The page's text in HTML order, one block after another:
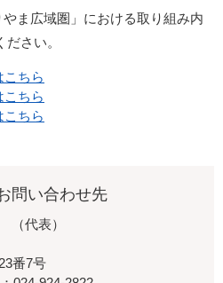
ま広域圏」における取り組み内
さい。
こちら
こちら
こちら
問い合わせ先
代表
番7号